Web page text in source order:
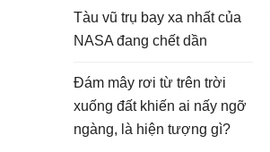
Tàu vũ trụ bay xa nhất của
NASA đang chết dần
Đám mây rơi từ trên trời
xuống đất khiến ai nấy ngỡ
ngàng, là hiện tượng gì?